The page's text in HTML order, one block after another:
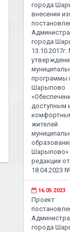
города
внесении
города
программы
Шарыпово
доступным
жителей
Шарыпово»
редакции от
18.04.2023
16.05.2023
Проект
города